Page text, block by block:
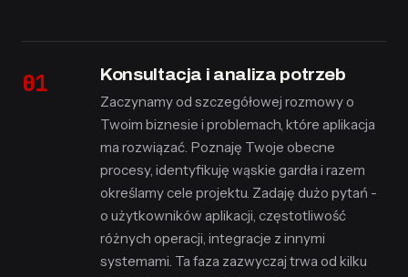
Konsultacja i analiza potrzeb
Zaczynamy od szczegółowej rozmowy o
Twoim biznesie i problemach, które aplikacja
ma rozwiązać. Poznaję Twoje obecne
procesy, identyfikuję wąskie gardła i razem
określamy cele projektu. Zadaję dużo pytań -
o użytkowników aplikacji, częstotliwość
różnych operacji, integracje z innymi
systemami. Ta faza zazwyczaj trwa od kilku